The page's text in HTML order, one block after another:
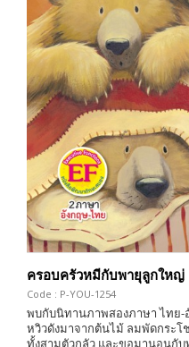
ครอบครัวหมีกับพายุลูกให
Code : P-YOU-1254
พบกับนิทานภาพสองภาษา ไทย-
หวิวดังมาจากต้นไม้ ลมพัดกระโ